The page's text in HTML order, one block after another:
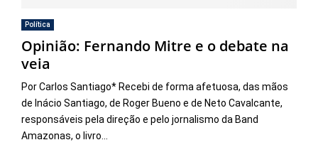
Política
Opinião: Fernando Mitre e o debate na
veia
Por Carlos Santiago* Recebi de forma afetuosa, das mãos
de Inácio Santiago, de Roger Bueno e de Neto Cavalcante,
responsáveis pela direção e pelo jornalismo da Band
Amazonas, o livro...